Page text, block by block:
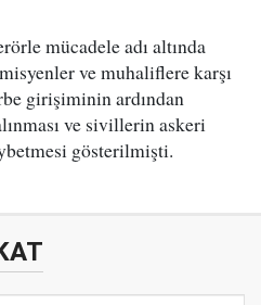
mücadele adı altında
ve muhaliflere karşı
girişiminin ardından
ve sivillerin askeri
gösterilmişti.